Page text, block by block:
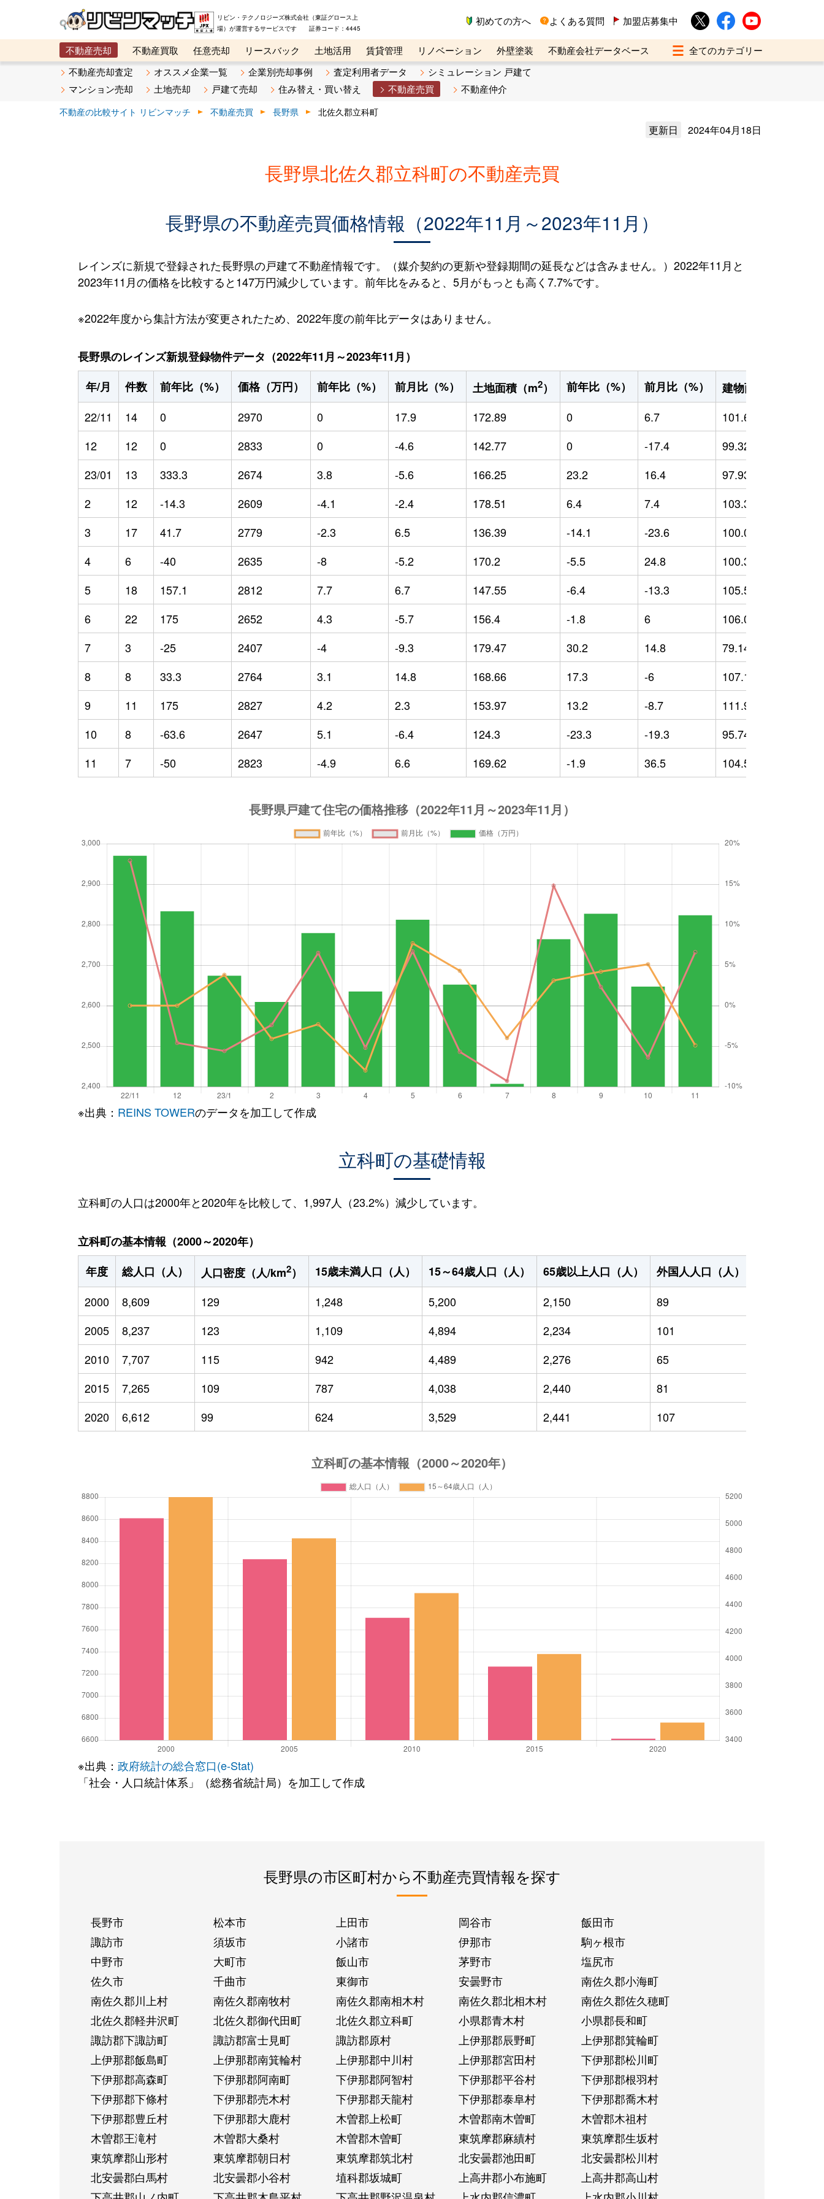
リビン・テクノロジーズ株式会社（東証グロース上
場）が運営するサービスです 証券コード：4445
初めての方へ よくある質問 加盟店募集中
不動産売却 不動産買取 任意売却 リースバック 土地活用 賃貸管理 リノベーション 外壁塗装
不動産会社データベース
メタ住宅展示場
ベスト不動産カンパニー オンライン講座 リビンマガジンBiz 不動産売却ご相談デスク
不動産売却査定 オススメ企業一覧 企業別売却事例 査定利用者データ
シミュレーション 戸建て
マンション売却
土地売却 戸建て売却 住み替え・買い替え 不動産売買 不動産仲介
不動産の比較サイト リビンマッチ 不動産売買 長野県 北佐久郡立科町
更新日 2024年04月18日
長野県北佐久郡立科町の不動産売買
長野県の不動産売買価格情報（2022年11月～2023年11月）
レインズに新規で登録された長野県の戸建て不動産情報です。（媒介契約の更新や登録期間の延長などは含みません。）2022年11月と
2023年11月の価格を比較すると147万円減少しています。前年比をみると、5月がもっとも高く7.7%です。
※2022年度から集計方法が変更されたため、2022年度の前年比データはありません。
長野県のレインズ新規登録物件データ（2022年11月～2023年11月）
年/月
件数 前年比（%） 価格（万円） 前年比（%） 前月比（%） 土地面積（m2） 前年比（%） 前月比（%） 建物面積（m
22/11
14 0 2970 0 17.9 172.89 0 6.7 101.66
12
12 0 2833 0 -4.6 142.77 0 -17.4 99.32
23/01
13 333.3 2674 3.8 -5.6 166.25 23.2 16.4 97.93
2
12 -14.3 2609 -4.1 -2.4 178.51 6.4 7.4 103.37
3
17 41.7 2779 -2.3 6.5 136.39 -14.1 -23.6 100.06
4
6 -40 2635 -8 -5.2 170.2 -5.5 24.8 100.36
5
18 157.1 2812 7.7 6.7 147.55 -6.4 -13.3 105.54
6
22 175 2652 4.3 -5.7 156.4 -1.8 6 106.01
7
3 -25 2407 -4 -9.3 179.47 30.2 14.8 79.14
8
8 33.3 2764 3.1 14.8 168.66 17.3 -6 107.18
9
11 175 2827 4.2 2.3 153.97 13.2 -8.7 111.96
10
8 -63.6 2647 5.1 -6.4 124.3 -23.3 -19.3 95.74
11
7 -50 2823 -4.9 6.6 169.62 -1.9 36.5 104.59
※出典： REINS TOWERのデータを加工して作成
立科町の基礎情報
立科町の人口は2000年と2020年を比較して、1,997人（23.2%）減少しています。
立科町の基本情報（2000～2020年）
年度
総人口（人） 人口密度（人/km2） 15歳未満人口（人） 15～64歳人口（人） 65歳以上人口（人） 外国人人口（人）
2000
8,609 129 1,248 5,200 2,150 89
2005
8,237 123 1,109 4,894 2,234 101
2010
7,707 115 942 4,489 2,276 65
2015
7,265 109 787 4,038 2,440 81
2020
6,612 99 624 3,529 2,441 107
※出典： 政府統計の総合窓口(e-Stat)
「社会・人口統計体系」（総務省統計局）を加工して作成
長野県の市区町村から不動産売買情報を探す
長野市 松本市 上田市 岡谷市
飯田市
諏訪市
須坂市 小諸市 伊那市
駒ヶ根市
中野市
大町市 飯山市 茅野市
塩尻市
佐久市
千曲市 東御市 安曇野市
南佐久郡小海町
南佐久郡川上村
南佐久郡南牧村 南佐久郡南相木村 南佐久郡北相木村
南佐久郡佐久穂町
北佐久郡軽井沢町
北佐久郡御代田町 北佐久郡立科町 小県郡青木村
小県郡長和町
諏訪郡下諏訪町
諏訪郡富士見町 諏訪郡原村 上伊那郡辰野町
上伊那郡箕輪町
上伊那郡飯島町
上伊那郡南箕輪村 上伊那郡中川村 上伊那郡宮田村
下伊那郡松川町
下伊那郡高森町
下伊那郡阿南町 下伊那郡阿智村 下伊那郡平谷村
下伊那郡根羽村
下伊那郡下條村
下伊那郡売木村 下伊那郡天龍村 下伊那郡泰阜村
下伊那郡喬木村
下伊那郡豊丘村
下伊那郡大鹿村 木曽郡上松町 木曽郡南木曽町
木曽郡木祖村
木曽郡王滝村
木曽郡大桑村 木曽郡木曽町 東筑摩郡麻績村
東筑摩郡生坂村
東筑摩郡山形村
東筑摩郡朝日村 東筑摩郡筑北村 北安曇郡池田町
北安曇郡松川村
北安曇郡白馬村
北安曇郡小谷村 埴科郡坂城町 上高井郡小布施町
上高井郡高山村